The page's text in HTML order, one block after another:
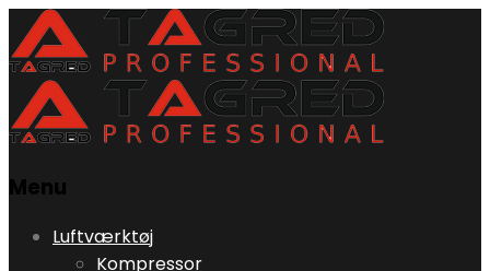
Menu
Skip Luftværktøj
Kompressor